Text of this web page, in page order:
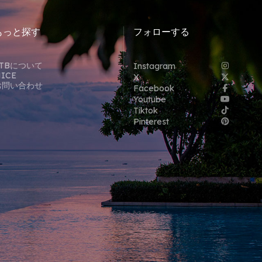
っと探す
について
問い合わせ
フォローする
Instagram
X
Facebook
Youtube
Tiktok
Pinterest